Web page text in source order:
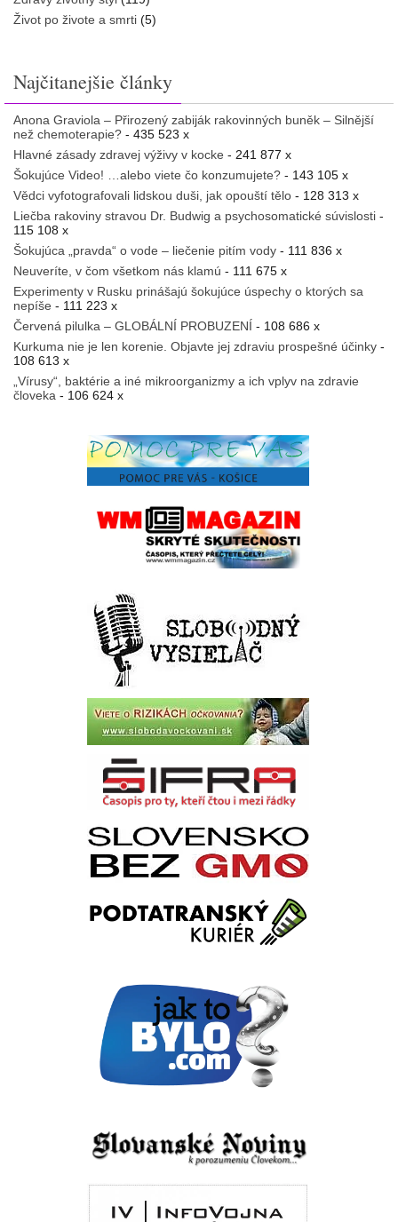
Život po živote a smrti (5)
Najčitanejšie články
Anona Graviola – Přirozený zabiják rakovinných buněk – Silnější
než chemoterapie? - 435 523 x
Hlavné zásady zdravej výživy v kocke - 241 877 x
Šokujúce Video! …alebo viete čo konzumujete? - 143 105 x
Vědci vyfotografovali lidskou duši, jak opouští tělo - 128 313 x
Liečba rakoviny stravou Dr. Budwig a psychosomatické súvislosti -
115 108 x
Šokujúca „pravda“ o vode – liečenie pitím vody - 111 836 x
Neuveríte, v čom všetkom nás klamú - 111 675 x
Experimenty v Rusku prinášajú šokujúce úspechy o ktorých sa
nepíše - 111 223 x
Červená pilulka – GLOBÁLNÍ PROBUZENÍ - 108 686 x
Kurkuma nie je len korenie. Objavte jej zdraviu prospešné účinky -
108 613 x
„Vírusy“, baktérie a iné mikroorganizmy a ich vplyv na zdravie
človeka - 106 624 x